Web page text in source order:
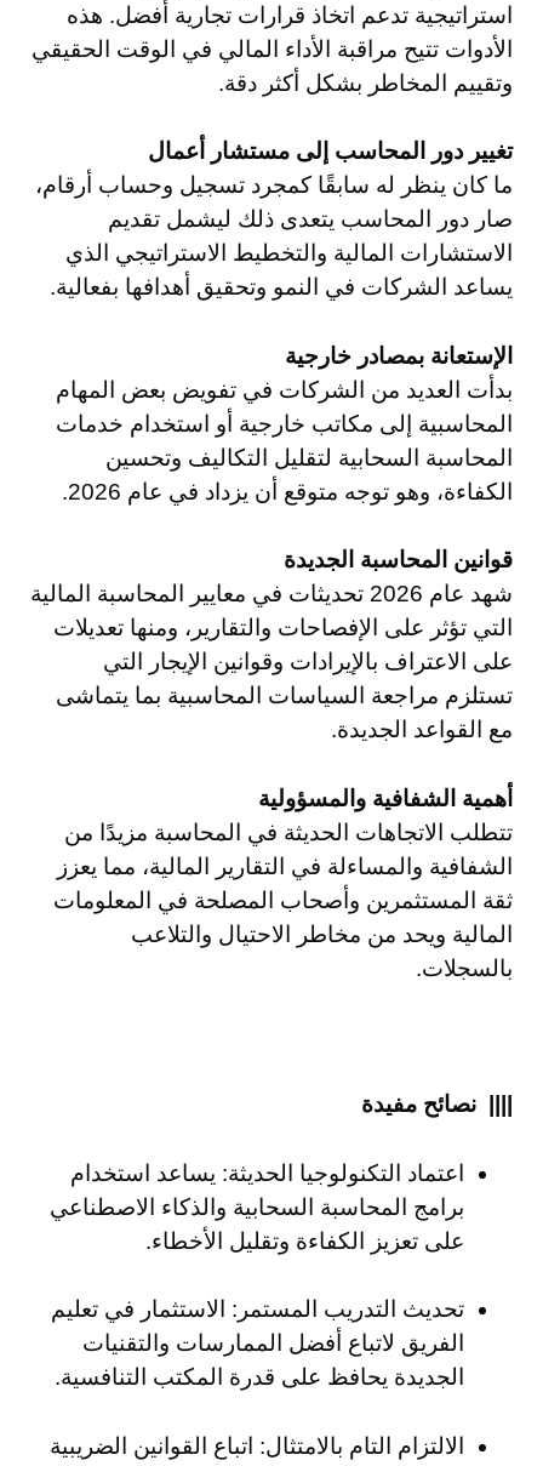
استراتيجية تدعم اتخاذ قرارات تجارية أفضل. هذه
الأدوات تتيح مراقبة الأداء المالي في الوقت الحقيقي
وتقييم المخاطر بشكل أكثر دقة.
تغيير دور المحاسب إلى مستشار أعمال
ما كان ينظر له سابقًا كمجرد تسجيل وحساب أرقام،
صار دور المحاسب يتعدى ذلك ليشمل تقديم
الاستشارات المالية والتخطيط الاستراتيجي الذي
يساعد الشركات في النمو وتحقيق أهدافها بفعالية.
الإستعانة بمصادر خارجية
بدأت العديد من الشركات في تفويض بعض المهام
المحاسبية إلى مكاتب خارجية أو استخدام خدمات
المحاسبة السحابية لتقليل التكاليف وتحسين
الكفاءة، وهو توجه متوقع أن يزداد في عام 2026.
قوانين المحاسبة الجديدة
شهد عام 2026 تحديثات في معايير المحاسبة المالية
التي تؤثر على الإفصاحات والتقارير، ومنها تعديلات
على الاعتراف بالإيرادات وقوانين الإيجار التي
تستلزم مراجعة السياسات المحاسبية بما يتماشى
مع القواعد الجديدة.
أهمية الشفافية والمسؤولية
تتطلب الاتجاهات الحديثة في المحاسبة مزيدًا من
الشفافية والمساءلة في التقارير المالية، مما يعزز
ثقة المستثمرين وأصحاب المصلحة في المعلومات
المالية ويحد من مخاطر الاحتيال والتلاعب
بالسجلات.
|||| نصائح مفيدة
اعتماد التكنولوجيا الحديثة: يساعد استخدام
برامج المحاسبة السحابية والذكاء الاصطناعي
على تعزيز الكفاءة وتقليل الأخطاء.
تحديث التدريب المستمر: الاستثمار في تعليم
الفريق لاتباع أفضل الممارسات والتقنيات
الجديدة يحافظ على قدرة المكتب التنافسية.
الالتزام التام بالامتثال: اتباع القوانين الضريبية